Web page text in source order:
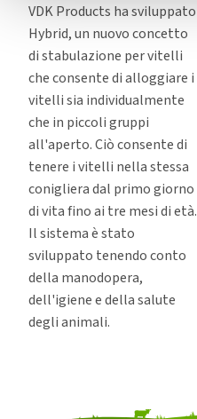
VDK Products ha sviluppato
Hybrid, un nuovo concetto
di stabulazione per vitelli
che consente di alloggiare i
vitelli sia individualmente
che in piccoli gruppi
all'aperto. Ciò consente di
tenere i vitelli nella stessa
conigliera dal primo giorno
di vita fino ai tre mesi di età.
Il sistema è stato
sviluppato tenendo conto
della manodopera,
dell'igiene e della salute
degli animali.